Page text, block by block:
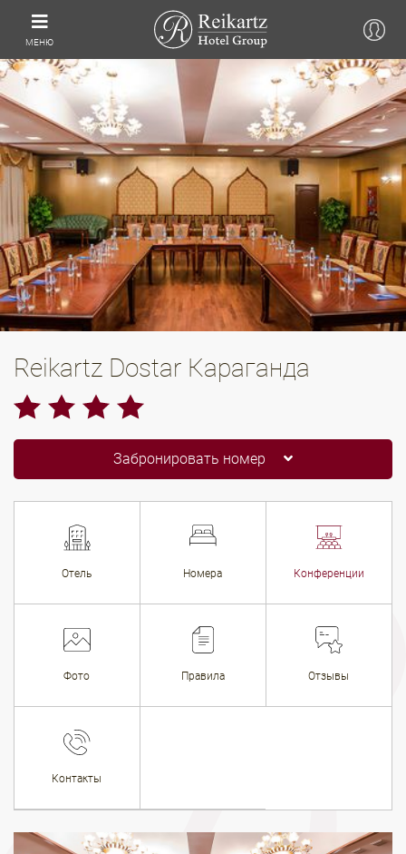
МЕНЮ
Reikartz Dostar Караганда
Забронировать номер
Отель Номера Конференции
Фото Правила Отзывы
Контакты